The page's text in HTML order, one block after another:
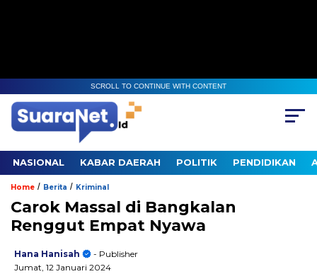
SCROLL TO CONTINUE WITH CONTENT
NASIONAL KABAR DAERAH POLITIK PENDIDIKAN
Home / Berita / Kriminal
Carok Massal di Bangkalan
Renggut Empat Nyawa
Hana Hanisah
- Publisher
Jumat, 12 Januari 2024